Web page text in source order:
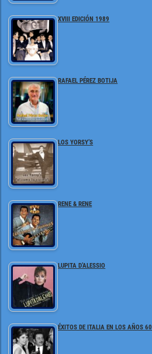
XVIII EDICIÓN 1989
RAFAEL PÉREZ BOTIJA
LOS YORSY’S
RENE & RENE
LUPITA D’ALESSIO
ÉXITOS DE ITALIA EN LOS AÑOS 60